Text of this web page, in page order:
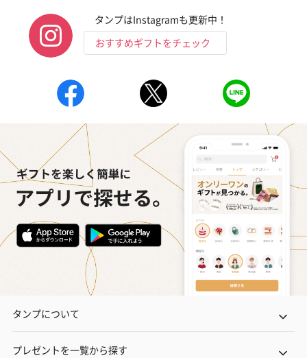
タンプはInstagramも更新中！
おすすめギフトをチェック
タンプについて
プレゼントを一覧から探す